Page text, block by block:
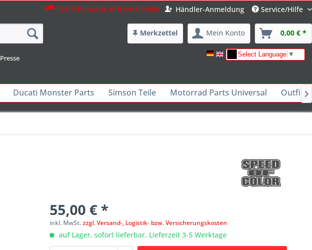
Lieferhinweise Krisen/ Corona Händler-Anmeldung Service/Hilfe
Presse
Merkzettel Mein Konto 0,00 € *
Select Language ▼
Ducati Monster Parts Simson Teile Motorrad Parts Universal Outfits
55,00 € *
inkl. MwSt.zzgl. Versand-, Logistik- bzw. Versicherungskosten
auf Lager, sofort lieferbar, Lieferzeit 3-5 Werktage